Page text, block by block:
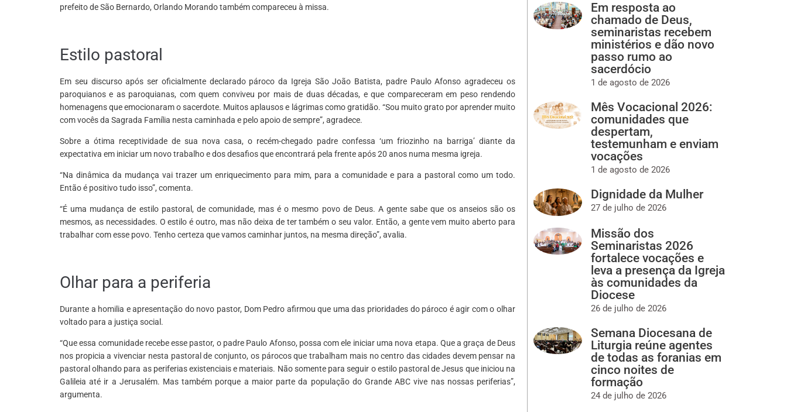
prefeito de São Bernardo, Orlando Morando também compareceu à missa.
Estilo pastoral
Em seu discurso após ser oficialmente declarado pároco da Igreja São João Batista, padre Paulo Afonso agradeceu os
paroquianos e as paroquianas, com quem conviveu por mais de duas décadas, e que compareceram em peso rendendo
homenagens que emocionaram o sacerdote. Muitos aplausos e lágrimas como gratidão. “Sou muito grato por aprender muito
com vocês da Sagrada Família nesta caminhada e pelo apoio de sempre”, agradece.
Sobre a ótima receptividade de sua nova casa, o recém-chegado padre confessa ‘um friozinho na barriga’ diante da
expectativa em iniciar um novo trabalho e dos desafios que encontrará pela frente após 20 anos numa mesma igreja.
“Na dinâmica da mudança vai trazer um enriquecimento para mim, para a comunidade e para a pastoral como um todo.
Então é positivo tudo isso”, comenta.
“É uma mudança de estilo pastoral, de comunidade, mas é o mesmo povo de Deus. A gente sabe que os anseios são os
mesmos, as necessidades. O estilo é outro, mas não deixa de ter também o seu valor. Então, a gente vem muito aberto para
trabalhar com esse povo. Tenho certeza que vamos caminhar juntos, na mesma direção”, avalia.
Olhar para a periferia
Durante a homilia e apresentação do novo pastor, Dom Pedro afirmou que uma das prioridades do pároco é agir com o olhar
voltado para a justiça social.
“Que essa comunidade recebe esse pastor, o padre Paulo Afonso, possa com ele iniciar uma nova etapa. Que a graça de Deus
nos propicia a vivenciar nesta pastoral de conjunto, os párocos que trabalham mais no centro das cidades devem pensar na
pastoral olhando para as periferias existenciais e materiais. Não somente para seguir o estilo pastoral de Jesus que iniciou na
Galileia até ir a Jerusalém. Mas também porque a maior parte da população do Grande ABC vive nas nossas periferias”,
argumenta.
Em resposta ao
chamado de Deus,
seminaristas recebem
ministérios e dão novo
passo rumo ao
sacerdócio
1 de agosto de 2026
Mês Vocacional 2026:
comunidades que
despertam,
testemunham e enviam
vocações
1 de agosto de 2026
Dignidade da Mulher
27 de julho de 2026
Missão dos
Seminaristas 2026
fortalece vocações e
leva a presença da Igreja
às comunidades da
Diocese
26 de julho de 2026
Semana Diocesana de
Liturgia reúne agentes
de todas as foranias em
cinco noites de
formação
24 de julho de 2026